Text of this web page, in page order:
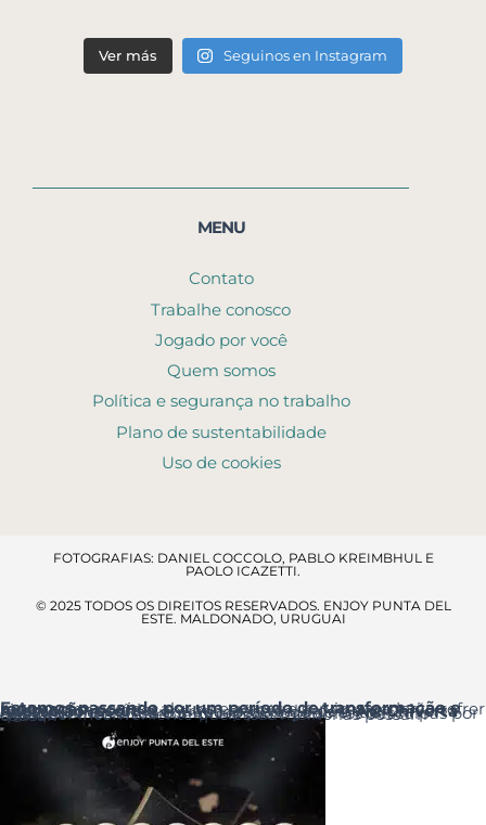
Ver más Seguinos en Instagram
MENU
Contato
Trabalhe conosco
Jogado por você
Quem somos
Política e segurança no trabalho
Plano de sustentabilidade
Uso de cookies
FOTOGRAFIAS: DANIEL COCCOLO, PABLO KREIMBHUL E
PAOLO ICAZETTI.
© 2025 TODOS OS DIREITOS RESERVADOS. ENJOY PUNTA DEL
ESTE. MALDONADO, URUGUAI
Estamos passando por um período de transformação e renovação
, por isso alguns espaços e serviços poderão sofrer ajustes temporários.
Acesso ao resort: a entrada principal é pelaAv. Chiverta
onde você encontrará a Recepção logo ao entrar.
Agradecemos a sua compreensão e pedimos desculpas por qualquer inconveniente que essas melhorias possam causar.